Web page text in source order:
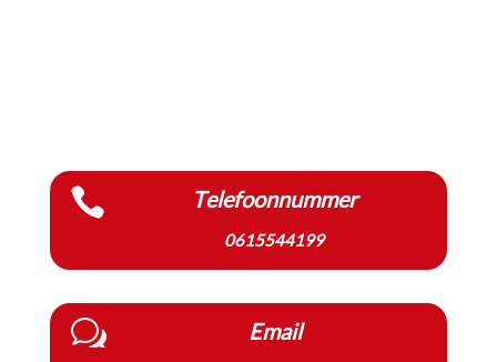
 Telefoonnummer
0615544199
w Email